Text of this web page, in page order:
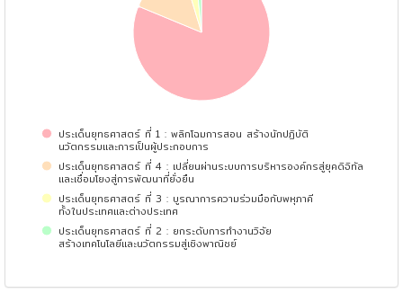
ประเด็นยุทธศาสตร์ ที่ 1 : พลิกโฉมการสอน สร้างนักปฏิบัติ
นวัตกรรมและการเป็นผู้ประกอบการ
ประเด็นยุทธศาสตร์ ที่ 4 : เปลี่ยนผ่านระบบการบริหารองค์กรสู่ยุคดิจิทัล
และเชื่อมโยงสู่การพัฒนาที่ยั่งยืน
ประเด็นยุทธศาสตร์ ที่ 3 : บูรณาการความร่วมมือกับพหุภาคี
ทั้งในประเทศและต่างประเทศ
ประเด็นยุทธศาสตร์ ที่ 2 : ยกระดับการทำงานวิจัย
สร้างเทคโนโลยีและนวัตกรรมสู่เชิงพาณิชย์